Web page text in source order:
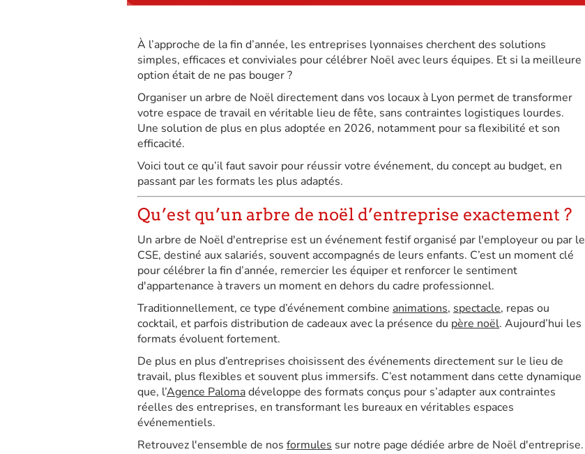
À l’approche de la fin d’année, les entreprises lyonnaises cherchent des solutions
simples, efficaces et conviviales pour célébrer Noël avec leurs équipes. Et si la meilleure
option était de ne pas bouger ?
Organiser un arbre de Noël directement dans vos locaux à Lyon permet de transformer
votre espace de travail en véritable lieu de fête, sans contraintes logistiques lourdes.
Une solution de plus en plus adoptée en 2026, notamment pour sa flexibilité et son
efficacité.
Voici tout ce qu’il faut savoir pour réussir votre événement, du concept au budget, en
passant par les formats les plus adaptés.
Qu’est qu’un arbre de noël d’entreprise exactement ?
Un arbre de Noël d'entreprise est un événement festif organisé par l'employeur ou par le
CSE, destiné aux salariés, souvent accompagnés de leurs enfants. C’est un moment clé
pour célébrer la fin d’année, remercier les équiper et renforcer le sentiment
d'appartenance à travers un moment en dehors du cadre professionnel.
Traditionnellement, ce type d’événement combine animations, spectacle, repas ou
cocktail, et parfois distribution de cadeaux avec la présence du père noël. Aujourd’hui les
formats évoluent fortement.
De plus en plus d’entreprises choisissent des événements directement sur le lieu de
travail, plus flexibles et souvent plus immersifs. C’est notamment dans cette dynamique
que, l’Agence Palomadéveloppe des formats conçus pour s’adapter aux contraintes
réelles des entreprises, en transformant les bureaux en véritables espaces
événementiels.
Retrouvez l'ensemble de nos formules sur notre page dédiée arbre de Noël d'entreprise.